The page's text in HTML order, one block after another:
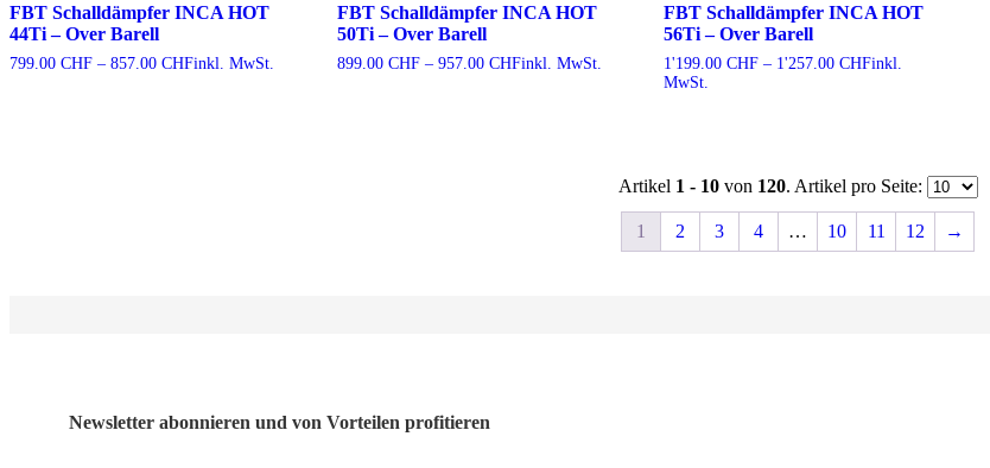
FBT Schalldämpfer INCA HOT
44Ti – Over Barell
799.00 CHF – 857.00 CHFPreisspanne:
inkl. MwSt.
FBT Schalldämpfer INCA HOT
50Ti – Over Barell
899.00 CHF – 957.00 CHFPreisspanne:
inkl. MwSt.
FBT Schalldämpfer INCA HOT
56Ti – Over Barell
1'199.00CHF – 1'257.00CHFPreisspanne:
inkl.
MwSt.
Artikel 1 - 10von 120. Artikel pro Seite:
1 2 3 4 … 10 11 12 →
Newsletter abonnieren und von Vorteilen profitieren